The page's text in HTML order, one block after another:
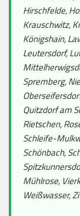
Hirschfelde,
Krauschwitz,
Königshain,
Leutersdorf,
Spremberg,
Quitzdorf am
Rietschen,
Schleife-
Schönbach,
Mühlrose,
Weißwasser,